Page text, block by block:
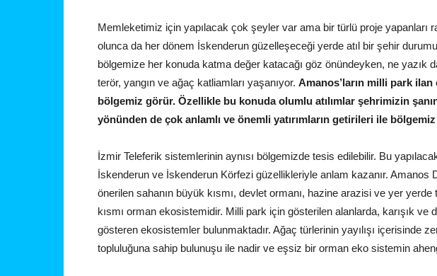
Memleketimiz için yapılacak çok şeyler var ama bir türlü proje yapanları
olunca da her dönem İskenderun güzelleşeceği yerde atıl bir şehir
bölgemize her konuda katma değer katacağı göz önündeyken, ne yazık
terör, yangın ve ağaç katliamları yaşanıyor. Amanos’ların milli park
bölgemiz görür. Özellikle bu konuda olumlu atılımlar şehrimizin
yönünden de çok anlamlı ve önemli yatırımların getirileri ile bölgemiz
İzmir Teleferik sistemlerinin aynısı bölgemizde tesis edilebilir. Bu
İskenderun ve İskenderun Körfezi güzellikleriyle anlam kazanır. Amanos
önerilen sahanın büyük kısmı, devlet ormanı, hazine arazisi ve yer
kısmı orman ekosistemidir. Milli park için gösterilen alanlarda, karışık ve
gösteren ekosistemler bulunmaktadır. Ağaç türlerinin yayılışı içerisinde
topluluğuna sahip bulunuşu ile nadir ve eşsiz bir orman eko sistemin